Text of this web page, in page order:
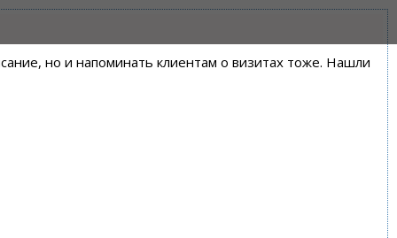
но и напоминать клиентам о визитах тоже. Нашли